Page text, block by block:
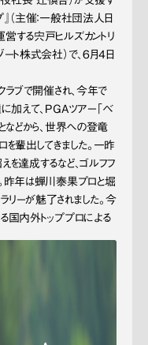
（主催：一般社団法人日
する宍戸ヒルズカントリ
ト株式会社）で、6月4日
ラブで開催され、今年で
加えて、PGAツアー「ベ
などから、世界への登竜
を輩出してきました。一昨
達成するなど、ゴルフフ
昨年は蟬川泰果プロと堀
ーが魅了されました。今
国内外トッププロによる